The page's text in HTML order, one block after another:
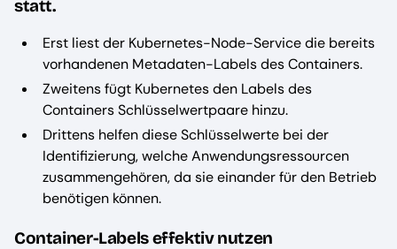
statt.
Erst liest der Kubernetes-Node-Service die bereits
vorhandenen Metadaten-Labels des Containers.
Zweitens fügt Kubernetes den Labels des
Containers Schlüsselwertpaare hinzu.
Drittens helfen diese Schlüsselwerte bei der
Identifizierung, welche Anwendungsressourcen
zusammengehören, da sie einander für den Betrieb
benötigen können.
Container-Labels effektiv nutzen